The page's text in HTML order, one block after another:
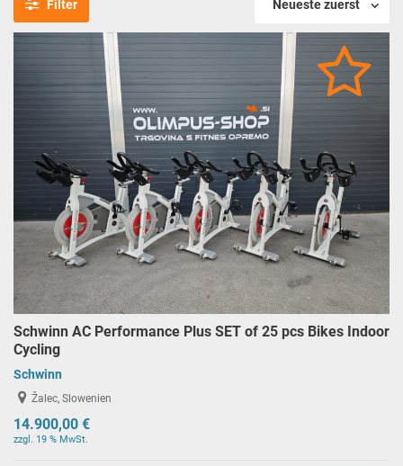
Filter Neueste zuerst
Schwinn AC Performance Plus SET of 25 pcs Bikes Indoor
Cycling
Schwinn
Žalec, Slowenien
14.900,00 €
zzgl. 19 % MwSt.